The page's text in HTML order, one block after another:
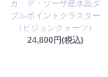
カ・デ・ソーザ産水晶ダ
ブルポイントクラスター
（ビジョンクォーツ）
24,800円(税込)